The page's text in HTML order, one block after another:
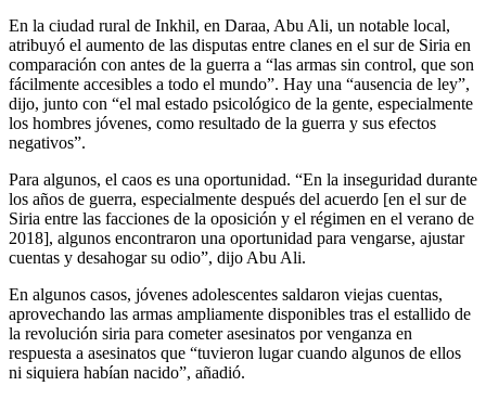
En la ciudad rural de Inkhil, en Daraa, Abu Ali, un notable local,
atribuyó el aumento de las disputas entre clanes en el sur de Siria en
comparación con antes de la guerra a “las armas sin control, que son
fácilmente accesibles a todo el mundo”. Hay una “ausencia de ley”,
dijo, junto con “el mal estado psicológico de la gente, especialmente
los hombres jóvenes, como resultado de la guerra y sus efectos
negativos”.
Para algunos, el caos es una oportunidad. “En la inseguridad durante
los años de guerra, especialmente después del acuerdo [en el sur de
Siria entre las facciones de la oposición y el régimen en el verano de
2018], algunos encontraron una oportunidad para vengarse, ajustar
cuentas y desahogar su odio”, dijo Abu Ali.
En algunos casos, jóvenes adolescentes saldaron viejas cuentas,
aprovechando las armas ampliamente disponibles tras el estallido de
la revolución siria para cometer asesinatos por venganza en
respuesta a asesinatos que “tuvieron lugar cuando algunos de ellos
ni siquiera habían nacido”, añadió.